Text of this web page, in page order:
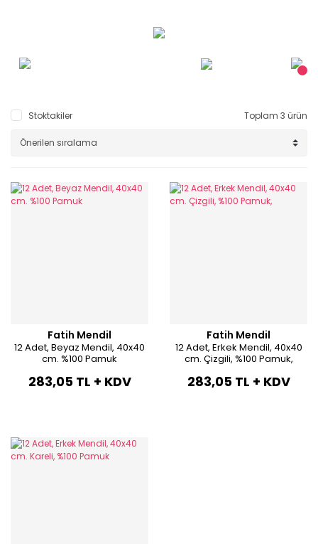
Stoktakiler Toplam 3 ürün
Fatih Mendil
12 Adet, Beyaz Mendil, 40x40
cm. %100 Pamuk
283,05 TL + KDV
Fatih Mendil
12 Adet, Erkek Mendil, 40x40
cm. Çizgili, %100 Pamuk,
283,05 TL + KDV